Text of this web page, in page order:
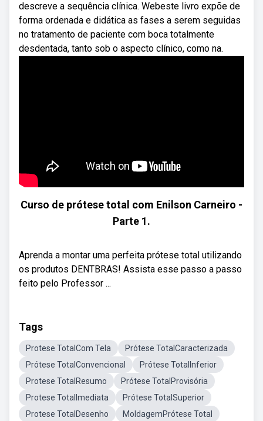
descreve a sequência clínica. Webeste livro expõe de
forma ordenada e didática as fases a serem seguidas
no tratamento de paciente com boca totalmente
desdentada, tanto sob o aspecto clínico, como na.
Curso de prótese total com Enilson Carneiro -
Parte 1.
Aprenda a montar uma perfeita prótese total utilizando
os produtos DENTBRAS! Assista esse passo a passo
feito pelo Professor ...
Tags
Protese TotalCom Tela
Prótese TotalCaracterizada
Prótese TotalConvencional
Prótese TotalInferior
Protese TotalResumo
Prótese TotalProvisória
Protese TotalImediata
Prótese TotalSuperior
Protese TotalDesenho
MoldagemPrótese Total